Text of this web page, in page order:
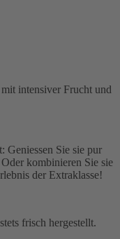
intensiver Frucht und
Geniessen Sie sie pur
kombinieren Sie sie
der Extraklasse!
frisch hergestellt.